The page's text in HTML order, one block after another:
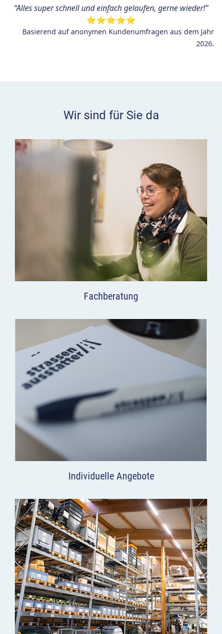
“Alles super schnell und einfach gelaufen, gerne wieder!”
⭐⭐⭐⭐⭐
Basierend auf anonymen Kundenumfragen aus dem Jahr
2026.
Wir sind für Sie da
Fachberatung
Individuelle Angebote